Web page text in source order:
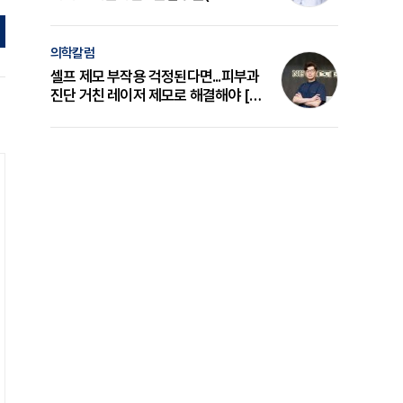
의학칼럼
셀프 제모 부작용 걱정된다면...피부과
진단 거친 레이저 제모로 해결해야 [변